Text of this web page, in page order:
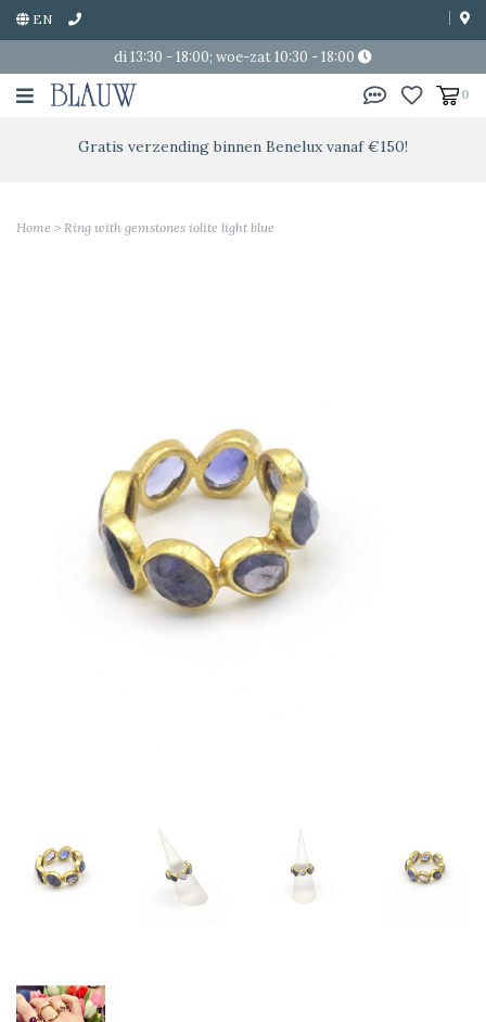
EN
di 13:30 - 18:00; woe-zat 10:30 - 18:00
0
Gratis verzending binnen Benelux vanaf €150!
Home > Ring with gemstones iolite light blue